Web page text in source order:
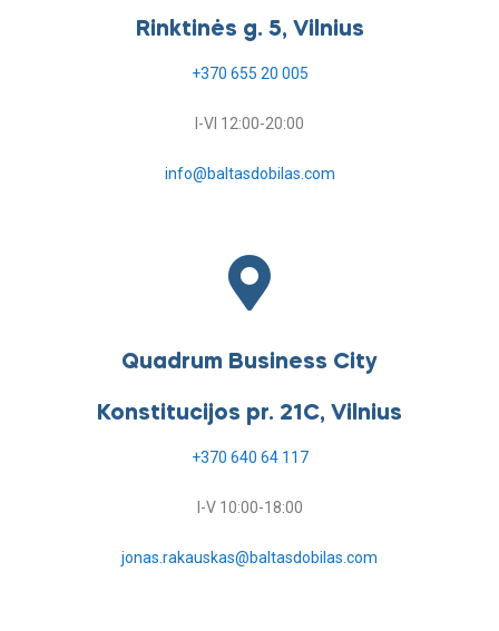
Rinktinės g. 5, Vilnius
+370 655 20 005
I-VI 12:00-20:00
info@baltasdobilas.com
Quadrum Business City
Konstitucijos pr. 21C, Vilnius
+370 640 64 117
I-V 10:00-18:00
jonas.rakauskas@baltasdobilas.com